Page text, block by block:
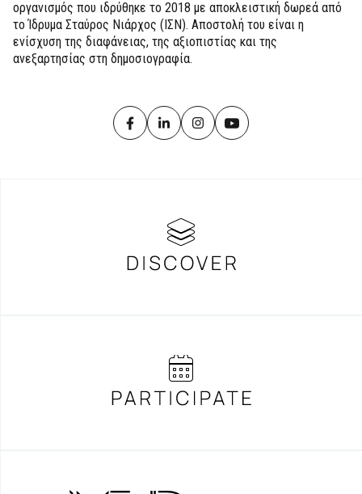
οργανισμός που ιδρύθηκε το 2018 με αποκλειστική δωρεά από
το Ίδρυμα Σταύρος Νιάρχος (ΙΣΝ). Αποστολή του είναι η
ενίσχυση της διαφάνειας, της αξιοπιστίας και της
ανεξαρτησίας στη δημοσιογραφία.